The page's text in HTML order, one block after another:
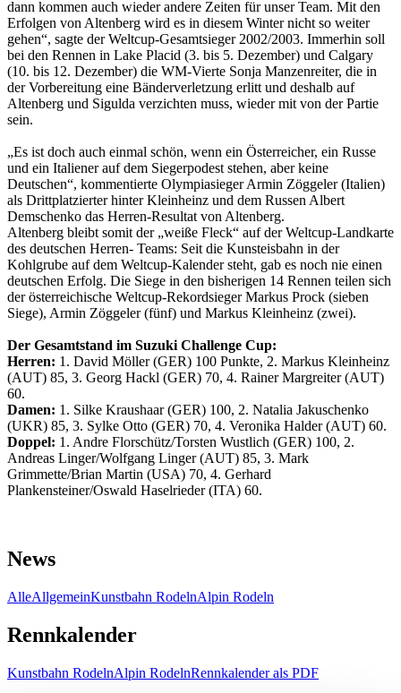
dann kommen auch wieder andere Zeiten für unser Team. Mit den
Erfolgen von Altenberg wird es in diesem Winter nicht so weiter
gehen“, sagte der Weltcup-Gesamtsieger 2002/2003. Immerhin soll
bei den Rennen in Lake Placid (3. bis 5. Dezember) und Calgary
(10. bis 12. Dezember) die WM-Vierte Sonja Manzenreiter, die in
der Vorbereitung eine Bänderverletzung erlitt und deshalb auf
Altenberg und Sigulda verzichten muss, wieder mit von der Partie
sein.
„Es ist doch auch einmal schön, wenn ein Österreicher, ein Russe
und ein Italiener auf dem Siegerpodest stehen, aber keine
Deutschen“, kommentierte Olympiasieger Armin Zöggeler (Italien)
als Drittplatzierter hinter Kleinheinz und dem Russen Albert
Demschenko das Herren-Resultat von Altenberg.
Altenberg bleibt somit der „weiße Fleck“ auf der Weltcup-Landkarte
des deutschen Herren- Teams: Seit die Kunsteisbahn in der
Kohlgrube auf dem Weltcup-Kalender steht, gab es noch nie einen
deutschen Erfolg. Die Siege in den bisherigen 14 Rennen teilen sich
der österreichische Weltcup-Rekordsieger Markus Prock (sieben
Siege), Armin Zöggeler (fünf) und Markus Kleinheinz (zwei).
Der Gesamtstand im Suzuki Challenge Cup:
Herren: 1. David Möller (GER) 100 Punkte, 2. Markus Kleinheinz
(AUT) 85, 3. Georg Hackl (GER) 70, 4. Rainer Margreiter (AUT)
60.
Damen: 1. Silke Kraushaar (GER) 100, 2. Natalia Jakuschenko
(UKR) 85, 3. Sylke Otto (GER) 70, 4. Veronika Halder (AUT) 60.
Doppel: 1. Andre Florschütz/Torsten Wustlich (GER) 100, 2.
Andreas Linger/Wolfgang Linger (AUT) 85, 3. Mark
Grimmette/Brian Martin (USA) 70, 4. Gerhard
Plankensteiner/Oswald Haselrieder (ITA) 60.
News
AlleAllgemeinKunstbahn RodelnAlpin Rodeln
Rennkalender
Kunstbahn RodelnAlpin RodelnRennkalender als PDF